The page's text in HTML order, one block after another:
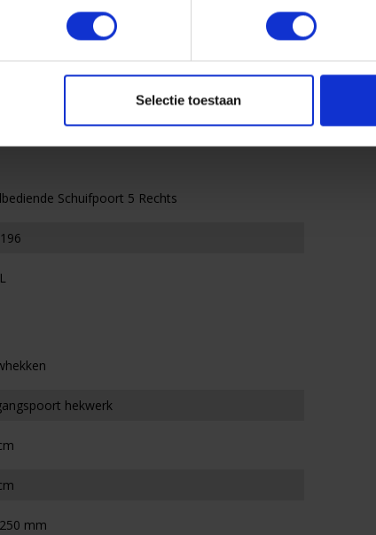
Selectie toestaan
Ruime doorgang 6 meter
Schuifpoort 5 Rechts
hekwerk
mm